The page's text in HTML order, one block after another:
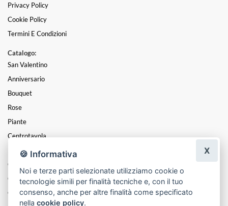
Privacy Policy
Cookie Policy
Termini E Condizioni
Catalogo:
San Valentino
Anniversario
Bouquet
Rose
Piante
Centrotavola
Mazzi
Coroncine
Composizioni
Cesti
🍪 Informativa
Noi e terze parti selezionate utilizziamo cookie o
tecnologie simili per finalità tecniche e, con il tuo
consenso, anche per altre finalità come specificato
nellacookie policy.
X